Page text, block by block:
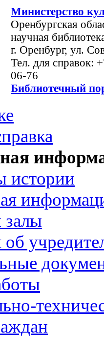
Министерство
Оренбургская
научная
г. Оренбург, ул.
Тел. для справок:
06-76
Библиотечный
истории